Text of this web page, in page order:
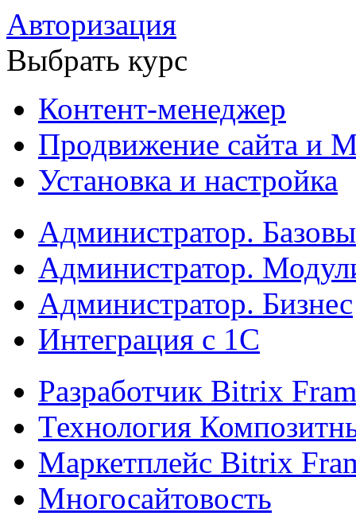
Авторизация
Выбрать курс
Контент-менеджер
Продвижение сайта и
Установка и настройка
Администратор.
Администратор.
Администратор. Бизнес
Интеграция с 1С
Разработчик Bitrix
Технология
Маркетплейс Bitrix
Многосайтовость